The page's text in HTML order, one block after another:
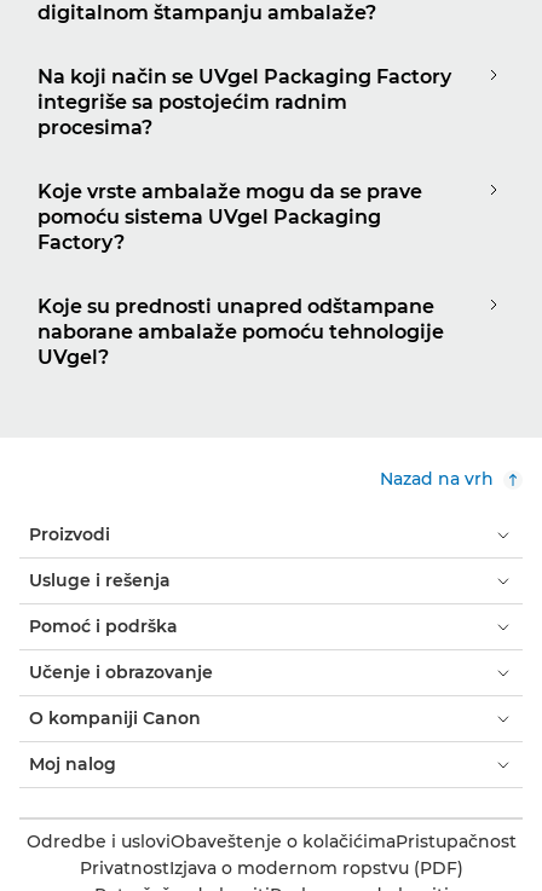
digitalnom štampanju ambalaže?
Na koji način se UVgel Packaging Factory
integriše sa postojećim radnim
procesima?
Koje vrste ambalaže mogu da se prave
pomoću sistema UVgel Packaging
Factory?
Koje su prednosti unapred odštampane
naborane ambalaže pomoću tehnologije
UVgel?
Nazad na vrh
Proizvodi
Usluge i rešenja
Pomoć i podrška
Učenje i obrazovanje
O kompaniji Canon
Moj nalog
Odredbe i usloviObaveštenje o kolačićimaPristupačnost
PrivatnostIzjava o modernom ropstvu (PDF)